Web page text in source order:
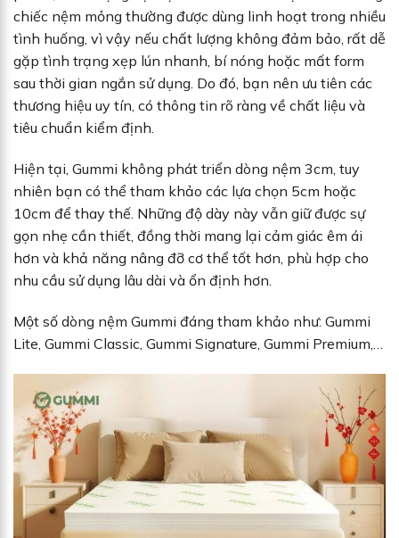
chiếc nệm mỏng thường được dùng linh hoạt trong nhiều
tình huống, vì vậy nếu chất lượng không đảm bảo, rất dễ
gặp tình trạng xẹp lún nhanh, bí nóng hoặc mất form
sau thời gian ngắn sử dụng. Do đó, bạn nên ưu tiên các
thương hiệu uy tín, có thông tin rõ ràng về chất liệu và
tiêu chuẩn kiểm định.
Hiện tại, Gummi không phát triển dòng nệm 3cm, tuy
nhiên bạn có thể tham khảo các lựa chọn 5cm hoặc
10cm để thay thế. Những độ dày này vẫn giữ được sự
gọn nhẹ cần thiết, đồng thời mang lại cảm giác êm ái
hơn và khả năng nâng đỡ cơ thể tốt hơn, phù hợp cho
nhu cầu sử dụng lâu dài và ổn định hơn.
Một số dòng nệm Gummi đáng tham khảo như: Gummi
Lite, Gummi Classic, Gummi Signature, Gummi Premium,…